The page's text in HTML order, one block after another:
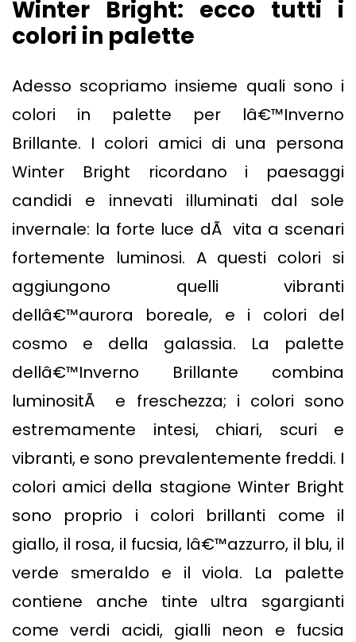
Winter Bright: ecco tutti i
colori in palette
Adesso scopriamo insieme quali sono i
colori in palette per lâ€™Inverno
Brillante. I colori amici di una persona
Winter Bright ricordano i paesaggi
candidi e innevati illuminati dal sole
invernale: la forte luce dÃ vita a scenari
fortemente luminosi. A questi colori si
aggiungono quelli vibranti
dellâ€™aurora boreale, e i colori del
cosmo e della galassia. La palette
dellâ€™Inverno Brillante combina
luminositÃ e freschezza; i colori sono
estremamente intesi, chiari, scuri e
vibranti, e sono prevalentemente freddi. I
colori amici della stagione Winter Bright
sono proprio i colori brillanti come il
giallo, il rosa, il fucsia, lâ€™azzurro, il blu, il
verde smeraldo e il viola. La palette
contiene anche tinte ultra sgargianti
come verdi acidi, gialli neon e fucsia